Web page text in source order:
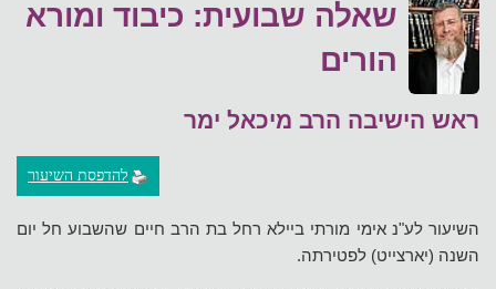
שאלה שבועית: כיבוד ומורא
הורים
ראש הישיבה הרב מיכאל ימר
להדפסת השיעור
השיעור לע"נ אימי מורתי ביילא רחל בת הרב חיים שהשבוע חל יום
השנה (יארצייט) לפטירתה.